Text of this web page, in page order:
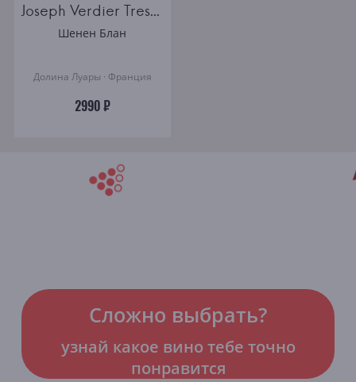
Joseph Verdier Tresors de Loire Brut Cremant de Loire AOC
Шенен Блан
Долина Луары · Франция
2990 ₽
Сложно выбрать?
узнай какое вино тебе точно
понравится